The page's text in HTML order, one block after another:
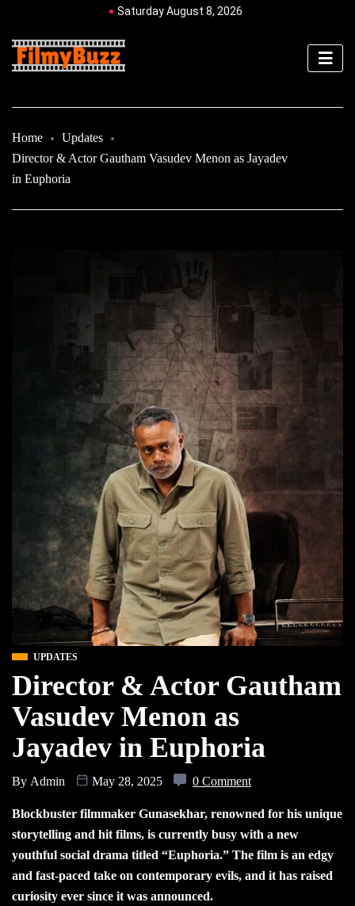
Saturday August 8, 2026
Home
Updates
Director & Actor Gautham Vasudev Menon as Jayadev
in Euphoria
UPDATES
Director & Actor Gautham
Vasudev Menon as
Jayadev in Euphoria
By Admin May 28, 2025 0 Comment
Blockbuster filmmaker Gunasekhar, renowned for his unique
storytelling and hit films, is currently busy with a new
youthful social drama titled “Euphoria.” The film is an edgy
and fast-paced take on contemporary evils, and it has raised
curiosity ever since it was announced.